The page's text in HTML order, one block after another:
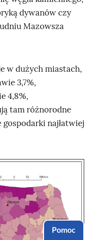
Pomoc
dywanów czy
Mazowsza
w dużych miastach,
3,7%,
4,8%,
tam różnorodne
gospodarki najłatwiej